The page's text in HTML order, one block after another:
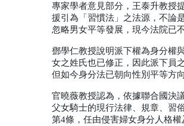
專家學者意見部分，王泰升教授
援引為「習慣法」之法源，不論
忽略男女平等發展，現今法院已
鄧學仁教授說明派下權為身分權
女之姓氏也已修正，因此派下員
但如今身分法已朝向性別平等方
官曉薇教授認為，依據聯合國決
父女騎士的現行法律、規章、習
第4條，任由侵害婦女身分人格權